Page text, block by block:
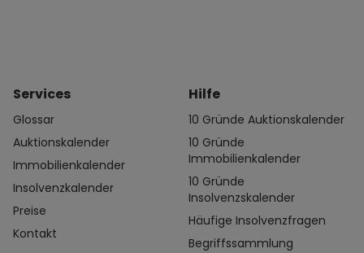
Services
Glossar
Auktionskalender
Immobilienkalender
Insolvenzkalender
Preise
Kontakt
Hilfe
10 Gründe Auktionskalender
10 Gründe
Immobilienkalender
10 Gründe
Insolvenzskalender
Häufige Insolvenzfragen
Begriffssammlung